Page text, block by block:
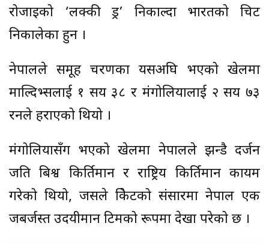
रोजाइको ‘लक्की ड्र’ निकाल्दा भारतको चिट
निकालेका हुन ।
नेपालले समूह चरणका यसअघि भएको खेलमा
माल्दिभ्सलाई १ सय ३८ र मंगोलियालाई २ सय ७३
रनले हराएको थियो ।
मंगोलियासँग भएको खेलमा नेपालले झन्डै दर्जन
जति बिश्व किर्तिमान र राष्ट्रिय किर्तिमान कायम
गरेको थियो, जसले क्रिकेटको संसारमा नेपाल एक
जबर्जस्त उदयीमान टिमको रूपमा देखा परेको छ ।